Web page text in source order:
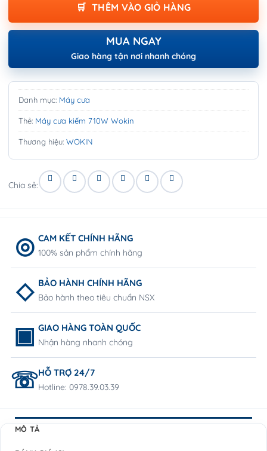
THÊM VÀO GIỎ HÀNG
MUA NGAY
Giao hàng tận nơi nhanh chóng
Danh mục: Máy cưa
Thẻ: Máy cưa kiếm 710W Wokin
Thương hiệu: WOKIN
Chia sẻ:
CAM KẾT CHÍNH HÃNG
100% sản phẩm chính hãng
BẢO HÀNH CHÍNH HÃNG
Bảo hành theo tiêu chuẩn NSX
GIAO HÀNG TOÀN QUỐC
Nhận hàng nhanh chóng
HỖ TRỢ 24/7
Hotline: 0978.39.03.39
MÔ TẢ